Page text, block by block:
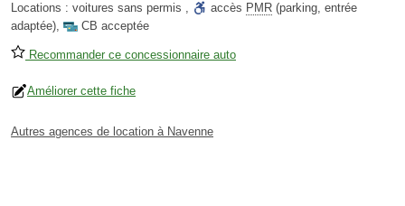
Locations : voitures sans permis , accès PMR (parking, entrée
adaptée), CB acceptée
Recommander ce concessionnaire auto
Améliorer cette fiche
Autres agences de location à Navenne